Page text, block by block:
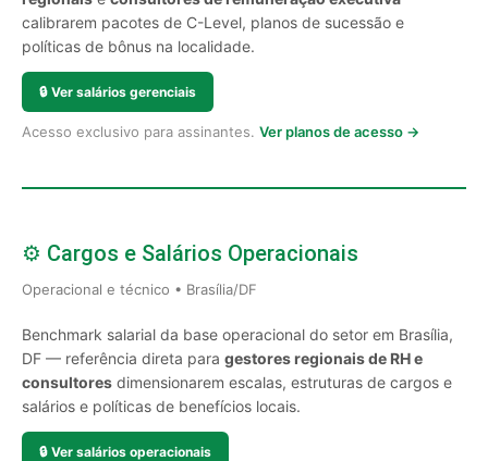
calibrarem pacotes de C-Level, planos de sucessão e
políticas de bônus na localidade.
🔒 Ver salários gerenciais
Acesso exclusivo para assinantes. Ver planos de acesso →
⚙️ Cargos e Salários Operacionais
Operacional e técnico • Brasília/DF
Benchmark salarial da base operacional do setor em Brasília,
DF — referência direta para gestores regionais de RH e
consultores dimensionarem escalas, estruturas de cargos e
salários e políticas de benefícios locais.
🔒 Ver salários operacionais